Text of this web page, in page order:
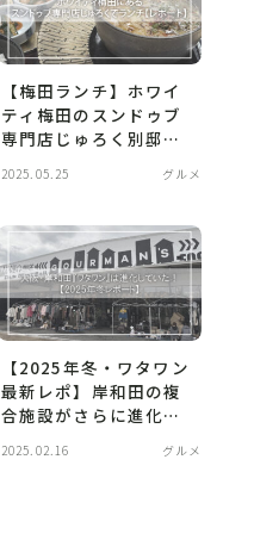
【梅田ランチ】ホワイ
ティ梅田のスンドゥブ
専門店じゅろく別邸
ランチ｜辛さ調整＆女
2025.05.25 グルメ
【2025年冬・ワタワン
最新レポ】岸和田の複
合施設がさらに進化！
ェ・ロードバイク対応
2025.02.16 グルメ